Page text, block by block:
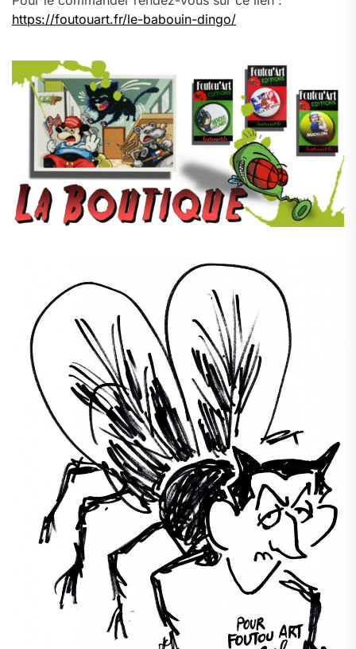
https://foutouart.fr/le-babouin-dingo/